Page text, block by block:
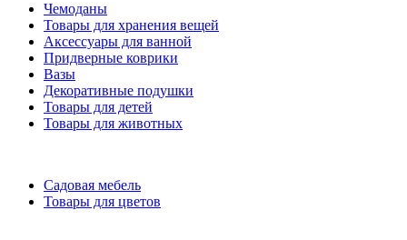
Чемоданы
Товары для хранения вещей
Аксессуары для ванной
Придверные коврики
Вазы
Декоративные подушки
Товары для детей
Товары для животных
Садовая мебель
Товары для цветов